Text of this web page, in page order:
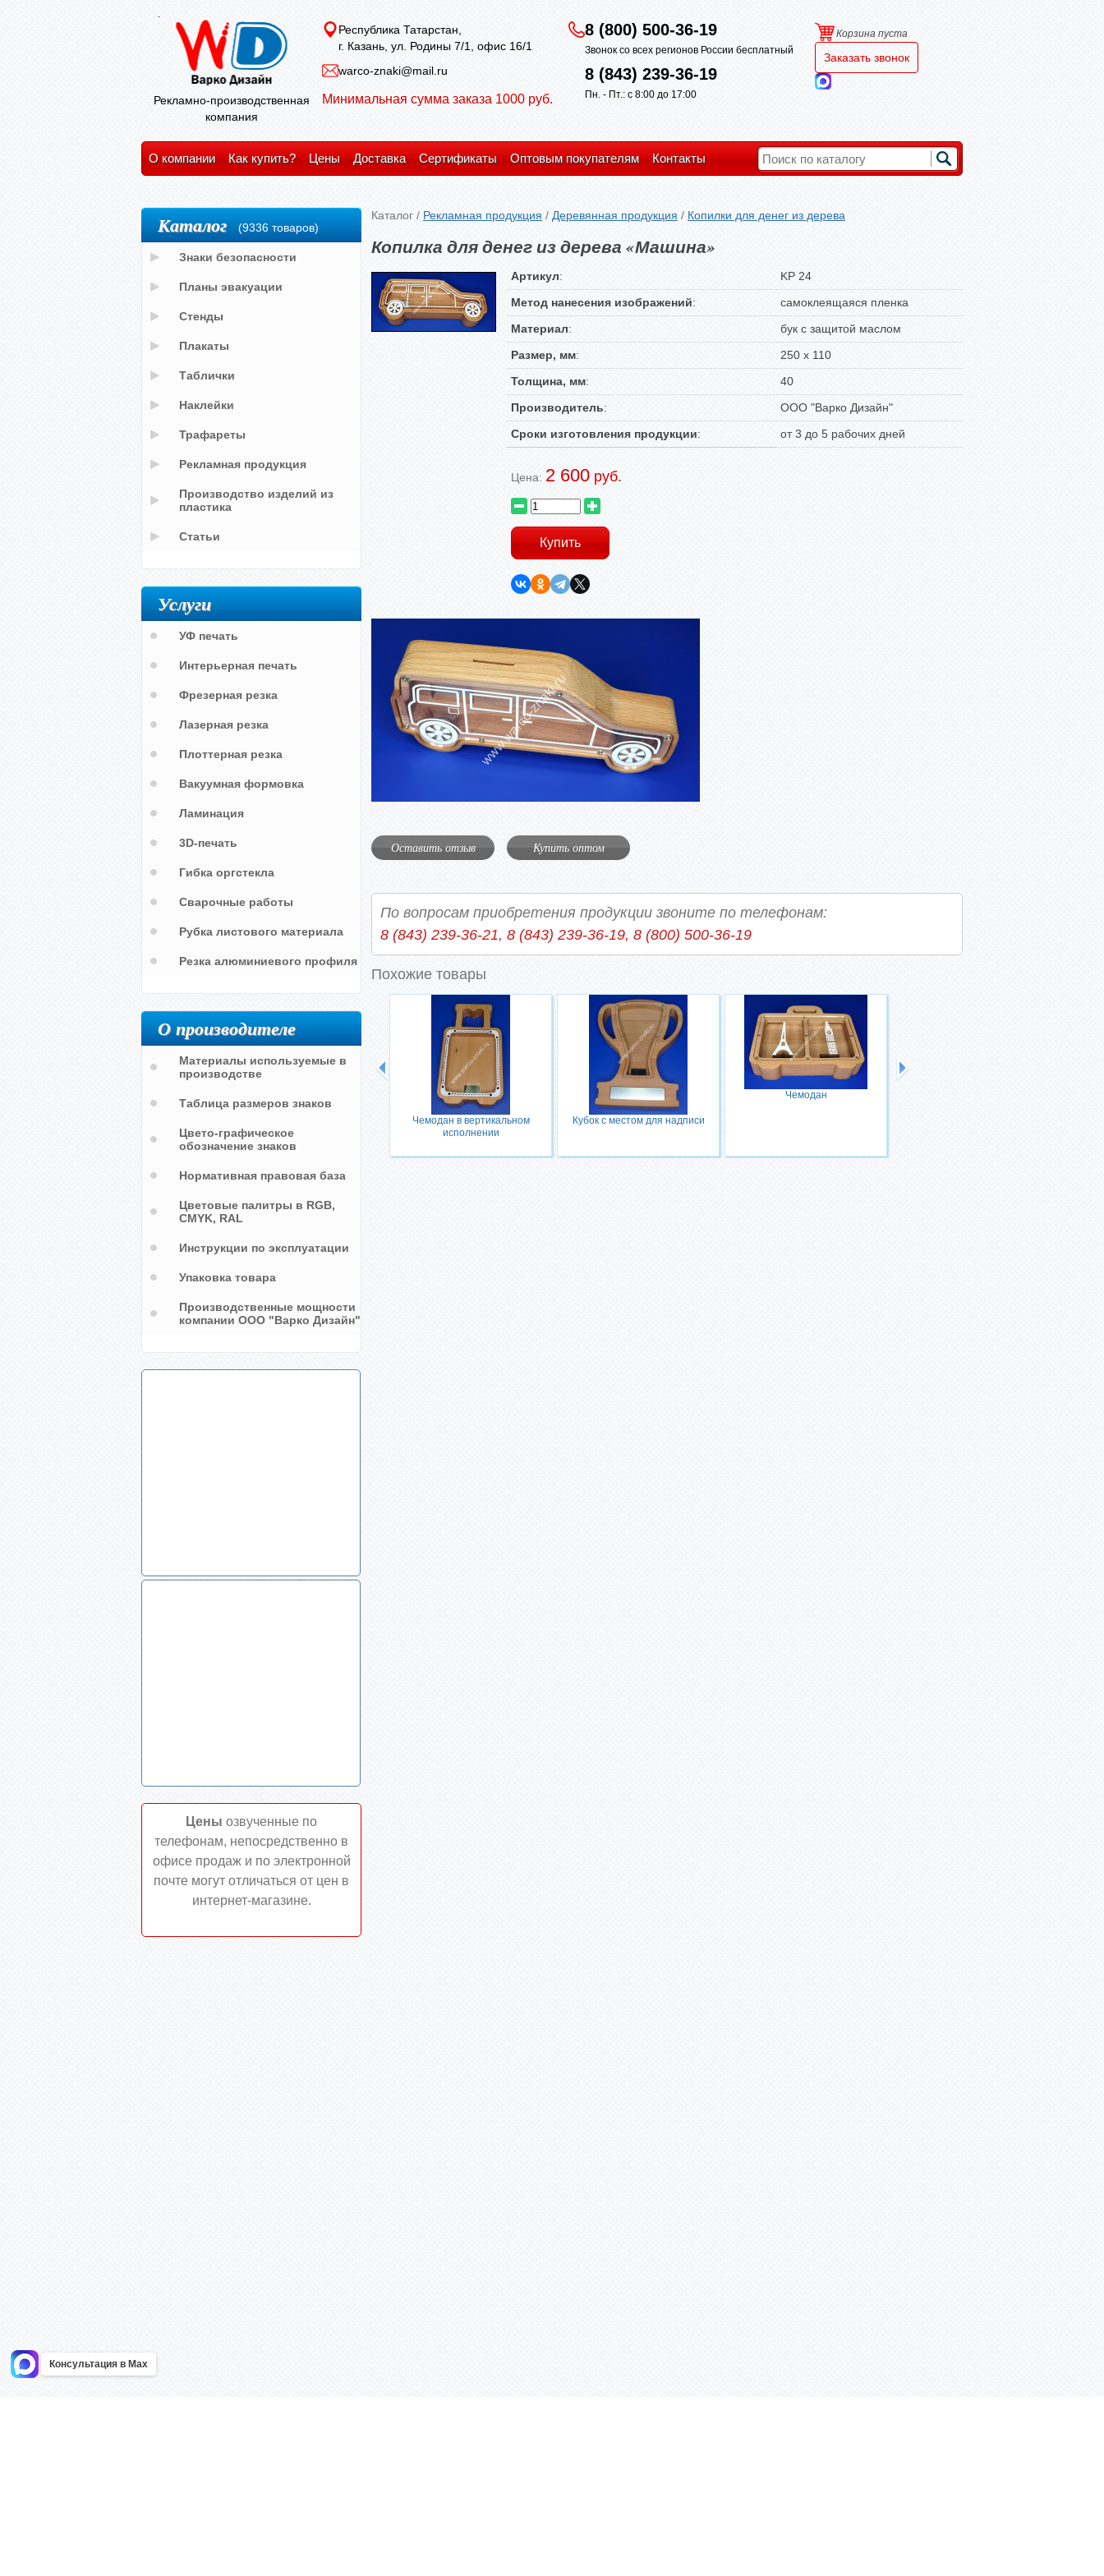
Рекламно-производственная
компания
Республика Татарстан,
г. Казань, ул. Родины 7/1, офис 16/1
warco-znaki@mail.ru
Минимальная сумма заказа 1000 руб.
8 (800) 500-36-19
Звонок со всех регионов России бесплатный
8 (843) 239-36-19
Пн. - Пт.: с 8:00 до 17:00
Корзина пуста
Заказать звонок
О компании Как купить? Цены Доставка Сертификаты Оптовым покупателям Контакты
Каталог / Рекламная продукция / Деревянная продукция / Копилки для денег из дерева
Копилка для денег из дерева «Машина»
Артикул:
KP 24
Метод нанесения изображений:
самоклеящаяся пленка
Материал:
бук с защитой маслом
Размер, мм:
250 x 110
Толщина, мм:
40
Производитель:
ООО "Варко Дизайн"
Сроки изготовления продукции: от 3 до 5 рабочих дней
Цена: 2 600 руб.
Оставить отзыв Купить оптом
По вопросам приобретения продукции звоните по телефонам:
8 (843) 239-36-21, 8 (843) 239-36-19, 8 (800) 500-36-19
Похожие товары
Чемодан в вертикальном
исполнении
Кубок с местом для надписи
Чемодан
Каталог (9336 товаров)
Знаки безопасности
Планы эвакуации
Стенды
Плакаты
Таблички
Наклейки
Трафареты
Рекламная продукция
Производство изделий из
пластика
Статьи
Услуги
УФ печать
Интерьерная печать
Фрезерная резка
Лазерная резка
Плоттерная резка
Вакуумная формовка
Ламинация
3D-печать
Гибка оргстекла
Сварочные работы
Рубка листового материала
Резка алюминиевого профиля
О производителе
Материалы используемые в
производстве
Таблица размеров знаков
Цвето-графическое
обозначение знаков
Нормативная правовая база
Цветовые палитры в RGB,
CMYK, RAL
Инструкции по эксплуатации
Упаковка товара
Производственные мощности
компании ООО "Варко Дизайн"
Цены озвученные по
телефонам, непосредственно в
офисе продаж и по электронной
почте могут отличаться от цен в
интернет-магазине.
Консультация в Max